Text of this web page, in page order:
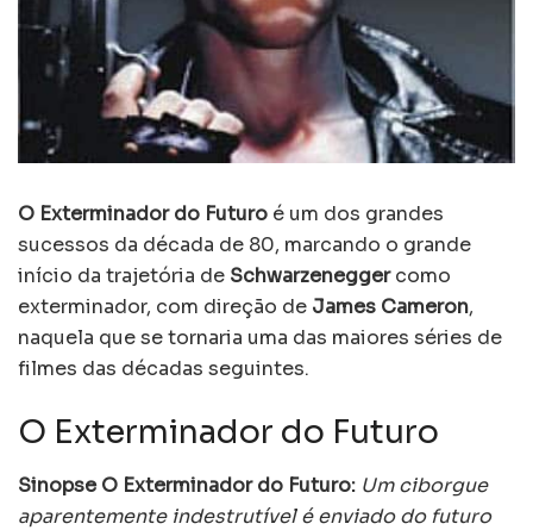
O Exterminador do Futuro é um dos grandes
sucessos da década de 80, marcando o grande
início da trajetória de Schwarzeneggercomo
exterminador, com direção de James Cameron,
naquela que se tornaria uma das maiores séries de
filmes das décadas seguintes.
O Exterminador do Futuro
Sinopse O Exterminador do Futuro: Um ciborgue
aparentemente indestrutível é enviado do futuro